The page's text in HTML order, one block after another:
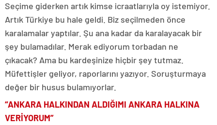
Seçime giderken artık kimse icraatlarıyla oy istemiyor.
Artık Türkiye bu hale geldi. Biz seçilmeden önce
karalamalar yaptılar. Şu ana kadar da karalayacak bir
şey bulamadılar. Merak ediyorum torbadan ne
çıkacak? Ama bu kardeşinize hiçbir şey tutmaz.
Müfettişler geliyor, raporlarını yazıyor. Soruşturmaya
değer bir husus bulamıyorlar.
“ANKARA HALKINDAN ALDIĞIMI ANKARA HALKINA
VERİYORUM”